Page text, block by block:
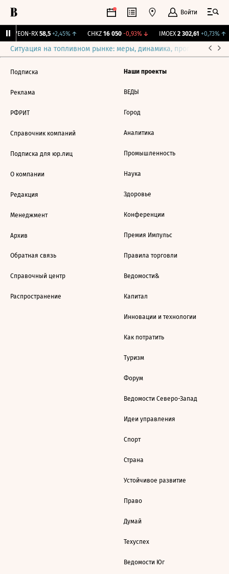
Войти
VEON-RX 58,5 +2,45%↑ CHKZ 16 050 -0,93%↓ IMOEX 2 302,61 +0,73%↑
Ситуация на топливном рынке: меры, динамика, прогнозы
Подписка
Реклама
РФРИТ
Справочник компаний
Подписка для юр.лиц
О компании
Редакция
Менеджмент
Архив
Обратная связь
Справочный центр
Распространение
Наши проекты
ВЕДЫ
Город
Аналитика
Промышленность
Наука
Здоровье
Конференции
Премия Импульс
Правила торговли
Ведомости&
Капитал
Инновации и технологии
Как потратить
Туризм
Форум
Ведомости Северо-Запад
Идеи управления
Спорт
Страна
Устойчивое развитие
Право
Думай
Техуспех
Ведомости Юг